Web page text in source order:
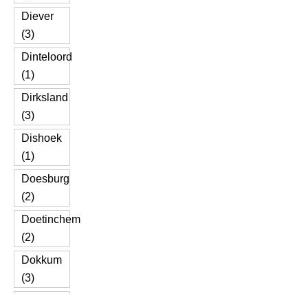
Diever
(3)
Dinteloord
(1)
Dirksland
(3)
Dishoek
(1)
Doesburg
(2)
Doetinchem
(2)
Dokkum
(3)